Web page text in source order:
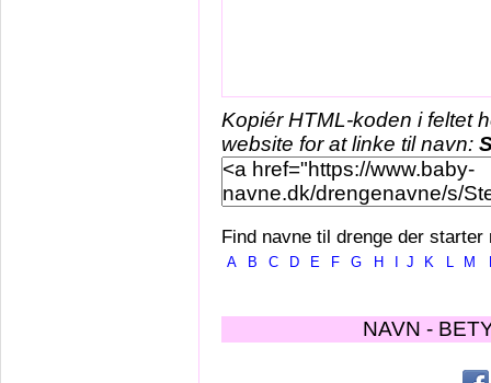
Kopiér HTML-koden i feltet
website for at linke til navn:
Find navne til drenge der starter
A B C D E F G H J K L M
NAVN -